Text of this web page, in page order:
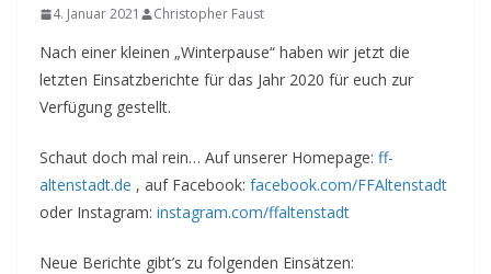
4. Januar 2021 Christopher Faust
Nach einer kleinen „Winterpause“ haben wir jetzt die
letzten Einsatzberichte für das Jahr 2020 für euch zur
Verfügung gestellt.
Schaut doch mal rein… Auf unserer Homepage: ff-
altenstadt.de , auf Facebook: facebook.com/FFAltenstadt
oder Instagram: instagram.com/ffaltenstadt
Neue Berichte gibt’s zu folgenden Einsätzen: